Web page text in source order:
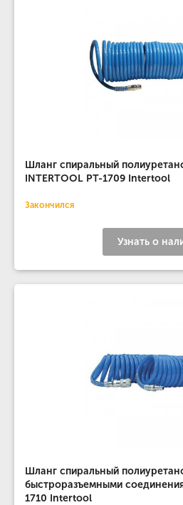
Шланг спиральный
INTERTOOL PT-1709 Intertool
Закончился
Узнать о
Шланг спиральный
быстроразъемными
1710 Intertool